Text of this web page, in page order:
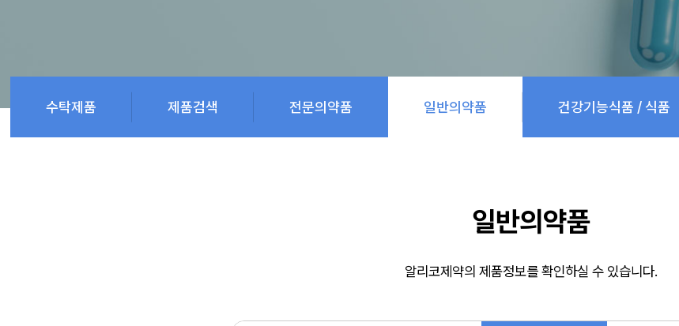
수탁제품 제품검색 전문의약품 일반의약품 건강기능식품 / 식품
일반의약품
알리코제약의 제품정보를 확인하실 수 있습니다.